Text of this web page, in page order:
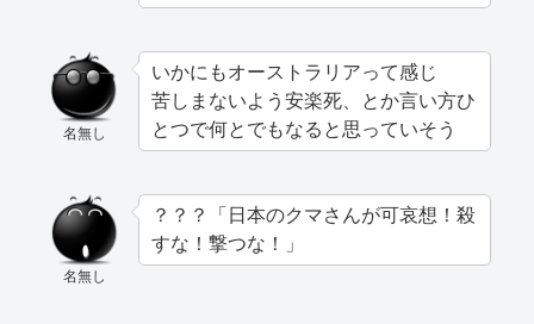
名無し
いかにもオーストラリアって感じ
苦しまないよう安楽死、とか言い方ひ
とつで何とでもなると思っていそう
名無し
？？？「日本のクマさんが可哀想！殺
すな！撃つな！」